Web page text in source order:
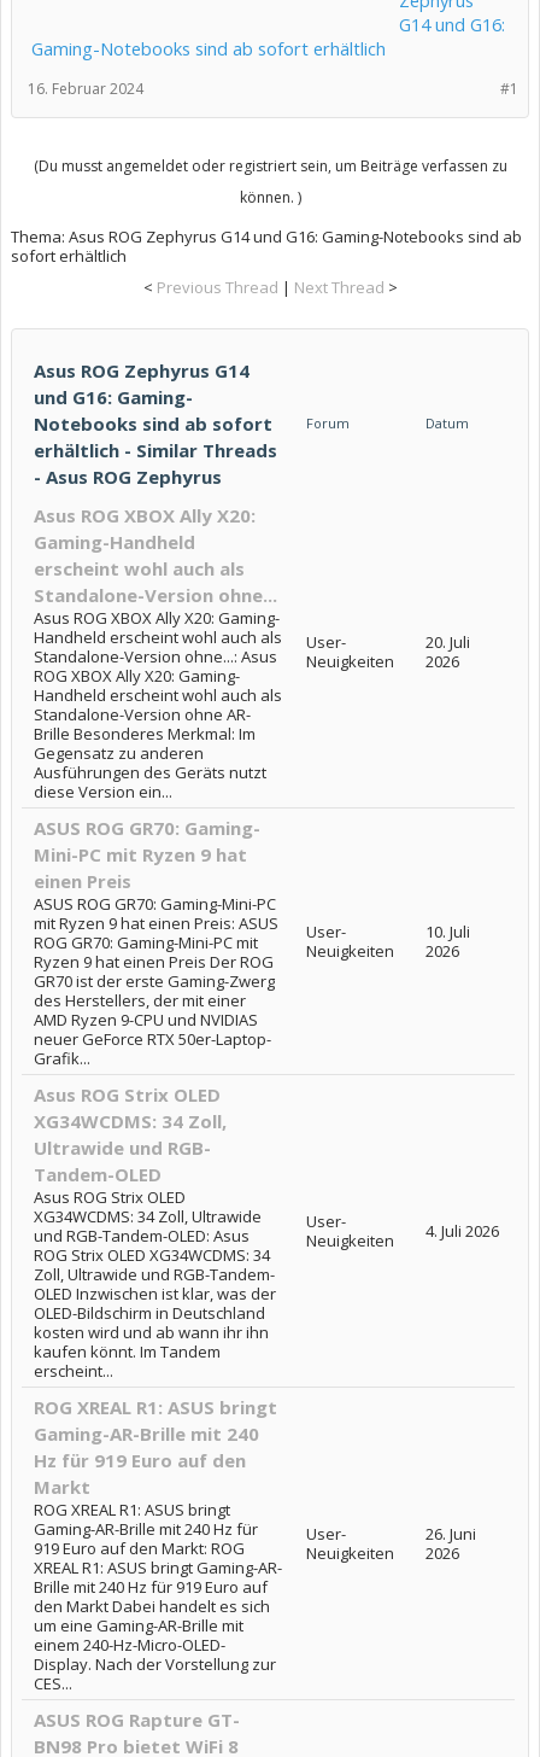
G14 und G16:
Gaming-Notebooks sind ab sofort erhältlich
#1
16. Februar 2024
(Du musst angemeldet oder registriert sein, um Beiträge verfassen zu
können. )
Thema: Asus ROG Zephyrus G14 und G16: Gaming-Notebooks sind ab
sofort erhältlich
< Previous Thread | Next Thread >
Asus ROG Zephyrus G14
und G16: Gaming-
Notebooks sind ab sofort
erhältlich - Similar Threads
- Asus ROG Zephyrus
Forum Datum
Asus ROG XBOX Ally X20:
Gaming-Handheld
erscheint wohl auch als
Standalone-Version ohne...
Asus ROG XBOX Ally X20: Gaming-
Handheld erscheint wohl auch als
Standalone-Version ohne...: Asus
ROG XBOX Ally X20: Gaming-
Handheld erscheint wohl auch als
Standalone-Version ohne AR-
Brille Besonderes Merkmal: Im
Gegensatz zu anderen
Ausführungen des Geräts nutzt
diese Version ein...
User-
Neuigkeiten
20. Juli
2026
ASUS ROG GR70: Gaming-
Mini-PC mit Ryzen 9 hat
einen Preis
ASUS ROG GR70: Gaming-Mini-PC
mit Ryzen 9 hat einen Preis: ASUS
ROG GR70: Gaming-Mini-PC mit
Ryzen 9 hat einen Preis Der ROG
GR70 ist der erste Gaming-Zwerg
des Herstellers, der mit einer
AMD Ryzen 9-CPU und NVIDIAS
neuer GeForce RTX 50er-Laptop-
Grafik...
User-
Neuigkeiten
10. Juli
2026
Asus ROG Strix OLED
XG34WCDMS: 34 Zoll,
Ultrawide und RGB-
Tandem-OLED
Asus ROG Strix OLED
XG34WCDMS: 34 Zoll, Ultrawide
und RGB-Tandem-OLED: Asus
ROG Strix OLED XG34WCDMS: 34
Zoll, Ultrawide und RGB-Tandem-
OLED Inzwischen ist klar, was der
OLED-Bildschirm in Deutschland
kosten wird und ab wann ihr ihn
kaufen könnt. Im Tandem
erscheint...
User-
Neuigkeiten
4. Juli 2026
ROG XREAL R1: ASUS bringt
Gaming-AR-Brille mit 240
Hz für 919 Euro auf den
Markt
ROG XREAL R1: ASUS bringt
Gaming-AR-Brille mit 240 Hz für
919 Euro auf den Markt: ROG
XREAL R1: ASUS bringt Gaming-AR-
Brille mit 240 Hz für 919 Euro auf
den Markt Dabei handelt es sich
um eine Gaming-AR-Brille mit
einem 240-Hz-Micro-OLED-
Display. Nach der Vorstellung zur
CES...
User-
Neuigkeiten
26. Juni
2026
ASUS ROG Rapture GT-
BN98 Pro bietet WiFi 8